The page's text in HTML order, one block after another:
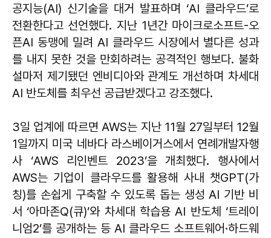
공지능(AI) 신기술을 대거 발표하며 ‘AI 클라우드’로
전환한다고 선언했다. 지난 1년간 마이크로소프트-오
픈AI 동맹에 밀려 AI 클라우드 시장에서 별다른 성과
를 내지 못한 것을 만회하려는 공격적인 행보다. 불화
설마저 제기됐던 엔비디아와 관계도 개선하며 차세대
AI 반도체를 최우선 공급받겠다고 강조했다.
3일 업계에 따르면 AWS는 지난 11월 27일부터 12월
1일까지 미국 네바다 라스베이거스에서 연례개발자행
사 ‘AWS 리인벤트 2023’을 개최했다. 행사에서
AWS는 기업이 클라우드를 활용해 사내 챗GPT(가
칭)를 손쉽게 구축할 수 있도록 돕는 생성 AI 기반 비
서 ‘아마존Q(큐)’와 차세대 학습용 AI 반도체 ‘트레이
니엄2’를 공개하는 등 AI 클라우드 소프트웨어·하드웨